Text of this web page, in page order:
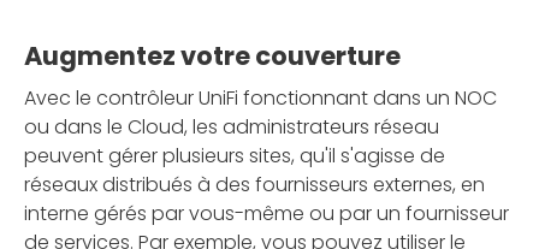
Augmentez votre couverture
Avec le contrôleur UniFi fonctionnant dans un NOC
ou dans le Cloud, les administrateurs réseau
peuvent gérer plusieurs sites, qu'il s'agisse de
réseaux distribués à des fournisseurs externes, en
interne gérés par vous-même ou par un fournisseur
de services. Par exemple, vous pouvez utiliser le